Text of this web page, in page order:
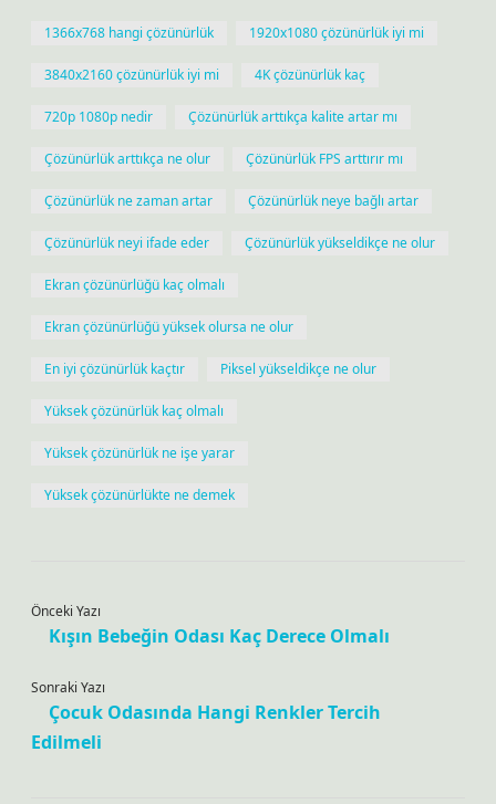
1366x768 hangi çözünürlük 1920x1080 çözünürlük iyi mi
3840x2160 çözünürlük iyi mi 4K çözünürlük kaç
720p 1080p nedir Çözünürlük arttıkça kalite artar mı
Çözünürlük arttıkça ne olur Çözünürlük FPS arttırır mı
Çözünürlük ne zaman artar Çözünürlük neye bağlı artar
Çözünürlük neyi ifade eder Çözünürlük yükseldikçe ne olur
Ekran çözünürlüğü kaç olmalı
Ekran çözünürlüğü yüksek olursa ne olur
En iyi çözünürlük kaçtır Piksel yükseldikçe ne olur
Yüksek çözünürlük kaç olmalı
Yüksek çözünürlük ne işe yarar
Yüksek çözünürlükte ne demek
Önceki Yazı
Kışın Bebeğin Odası Kaç Derece Olmalı
Sonraki Yazı
Çocuk Odasında Hangi Renkler Tercih
Edilmeli